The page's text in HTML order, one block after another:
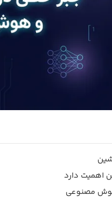
اهمیت دارد
مصنوعی